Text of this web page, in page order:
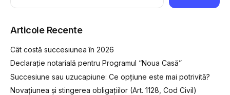
Articole Recente
Cât costă succesiunea în 2026
Declarație notarială pentru Programul “Noua Casă”
Succesiune sau uzucapiune: Ce opțiune este mai potrivită?
Novațiunea și stingerea obligațiilor (Art. 1128, Cod Civil)